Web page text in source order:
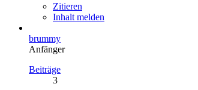
Zitieren
Inhalt melden
brummy
Anfänger
Beiträge
3